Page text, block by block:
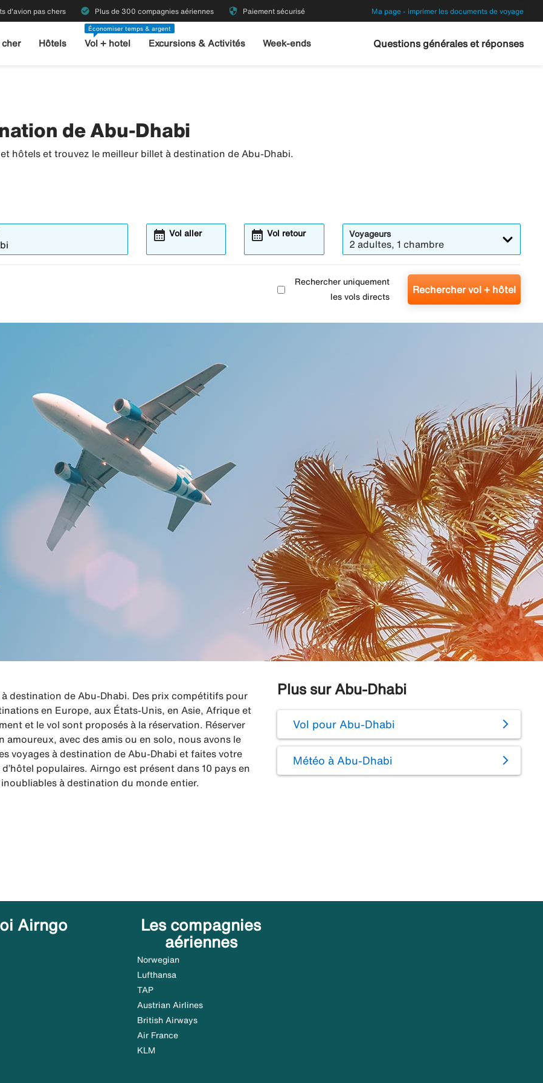
d'avion pas chers check_circle Plus de 300 compagnies aériennes security Paiement sécurisé Ma page - imprimer les documents de voyage
cher Hôtels
Économiser temps & argent
Vol + hotel Excursions & Activités Week-ends Questions générales et réponses
de Abu-Dhabi
hôtels et trouvez le meilleur billet à destination de Abu-Dhabi.
Vol aller
calendar_month Vol retour
calendar_month Voyageurs
2 adultes, 1 chambre
Rechercher uniquement
les vols directs
Rechercher vol + hôtel
destination de Abu-Dhabi. Des prix compétitifs pour
en Europe, aux États-Unis, en Asie, Afrique et
et le vol sont proposés à la réservation. Réserver
avec des amis ou en solo, nous avons le
voyages à destination de Abu-Dhabi et faites votre
populaires. Airngo est présent dans 10 pays en
à destination du monde entier.
Plus sur Abu-Dhabi
Vol pour Abu-Dhabi
Météo à Abu-Dhabi
Airngo
Les compagnies
aériennes
Norwegian
Lufthansa
TAP
Austrian Airlines
British Airways
Air France
KLM